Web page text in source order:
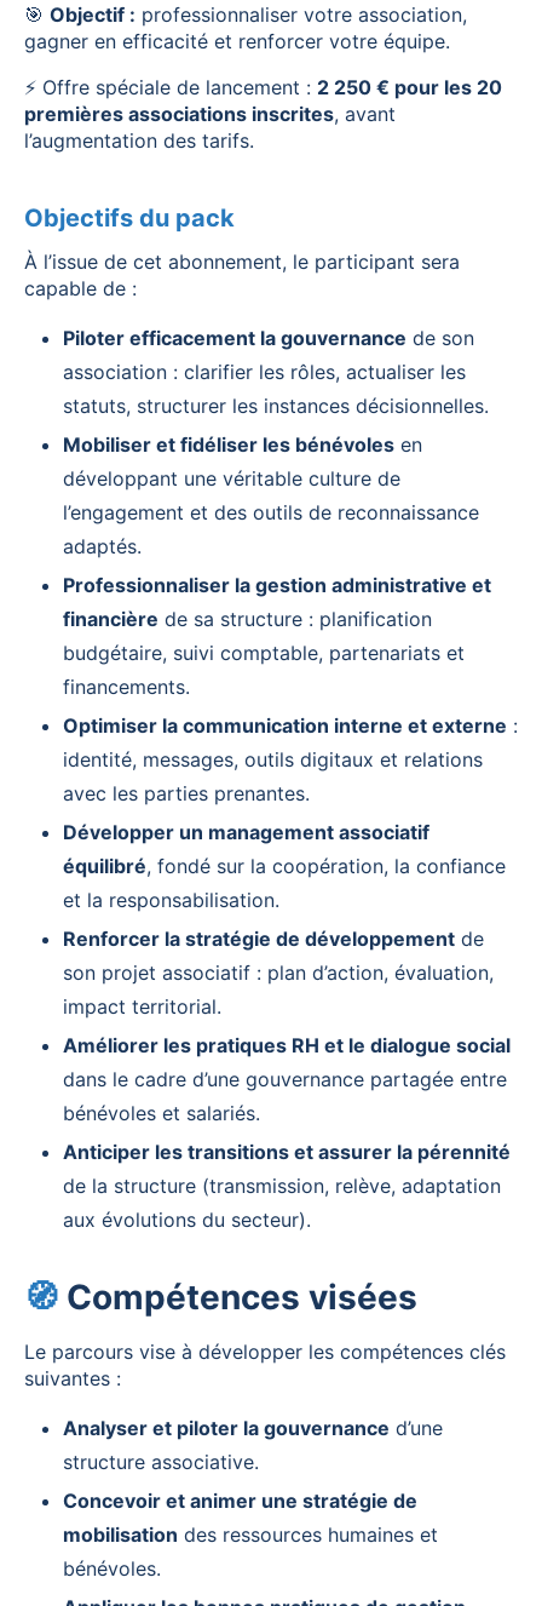
🎯 Objectif : professionnaliser votre association,
gagner en efficacité et renforcer votre équipe.
⚡ Offre spéciale de lancement : 2 250 € pour les 20
premières associations inscrites, avant
l’augmentation des tarifs.
Objectifs du pack
À l’issue de cet abonnement, le participant sera
capable de :
Piloter efficacement la gouvernance de son
association : clarifier les rôles, actualiser les
statuts, structurer les instances décisionnelles.
Mobiliser et fidéliser les bénévoles en
développant une véritable culture de
l’engagement et des outils de reconnaissance
adaptés.
Professionnaliser la gestion administrative et
financière de sa structure : planification
budgétaire, suivi comptable, partenariats et
financements.
Optimiser la communication interne et externe :
identité, messages, outils digitaux et relations
avec les parties prenantes.
Développer un management associatif
équilibré, fondé sur la coopération, la confiance
et la responsabilisation.
Renforcer la stratégie de développement de
son projet associatif : plan d’action, évaluation,
impact territorial.
Améliorer les pratiques RH et le dialogue social
dans le cadre d’une gouvernance partagée entre
bénévoles et salariés.
Anticiper les transitions et assurer la pérennité
de la structure (transmission, relève, adaptation
aux évolutions du secteur).
🧭 Compétences visées
Le parcours vise à développer les compétences clés
suivantes :
Analyser et piloter la gouvernance d’une
structure associative.
Concevoir et animer une stratégie de
mobilisation des ressources humaines et
bénévoles.